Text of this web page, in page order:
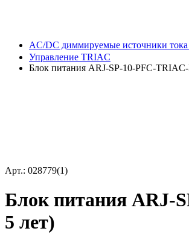
AC/DC диммируемые источники тока
Управление TRIAC
Блок питания ARJ-SP-10-PFC-
Арт.: 028779(1)
Блок питания ARJ-
5 лет)